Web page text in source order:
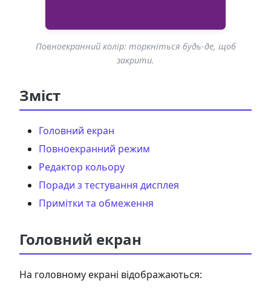
Повноекранний колір: торкніться будь-де, щоб
закрити.
Зміст
Головний екран
Повноекранний режим
Редактор кольору
Поради з тестування дисплея
Примітки та обмеження
Головний екран
На головному екрані відображаються: